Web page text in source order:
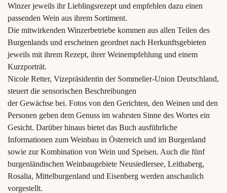
Winzer jeweils ihr Lieblingsrezept und empfehlen dazu einen
passenden Wein aus ihrem Sortiment.
Die mitwirkenden Winzerbetriebe kommen aus allen Teilen des
Burgenlands und erscheinen geordnet nach Herkunftsgebieten
jeweils mit ihrem Rezept, ihrer Weinempfehlung und einem
Kurzporträt.
Nicole Retter, Vizepräsidentin der Sommelier-Union Deutschland,
steuert die sensorischen Beschreibungen
der Gewächse bei. Fotos von den Gerichten, den Weinen und den
Personen geben dem Genuss im wahrsten Sinne des Wortes ein
Gesicht. Darüber hinaus bietet das Buch ausführliche
Informationen zum Weinbau in Österreich und im Burgenland
sowie zur Kombination von Wein und Speisen. Auch die fünf
burgenländischen Weinbaugebiete Neusiedlersee, Leithaberg,
Rosalia, Mittelburgenland und Eisenberg werden anschaulich
vorgestellt.